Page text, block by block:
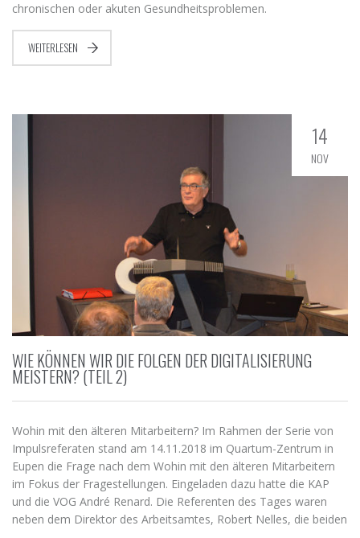
chronischen oder akuten Gesundheitsproblemen.
WEITERLESEN
14
NOV
WIE KÖNNEN WIR DIE FOLGEN DER DIGITALISIERUNG
MEISTERN? (TEIL 2)
Wohin mit den älteren Mitarbeitern? Im Rahmen der Serie von
Impulsreferaten stand am 14.11.2018 im Quartum-Zentrum in
Eupen die Frage nach dem Wohin mit den älteren Mitarbeitern
im Fokus der Fragestellungen. Eingeladen dazu hatte die KAP
und die VOG André Renard. Die Referenten des Tages waren
neben dem Direktor des Arbeitsamtes, Robert Nelles, die beiden